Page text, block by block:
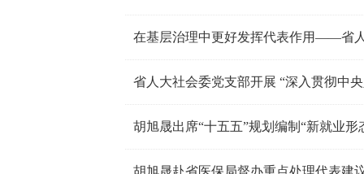
省人大社会委党支部开展 “深入贯彻中